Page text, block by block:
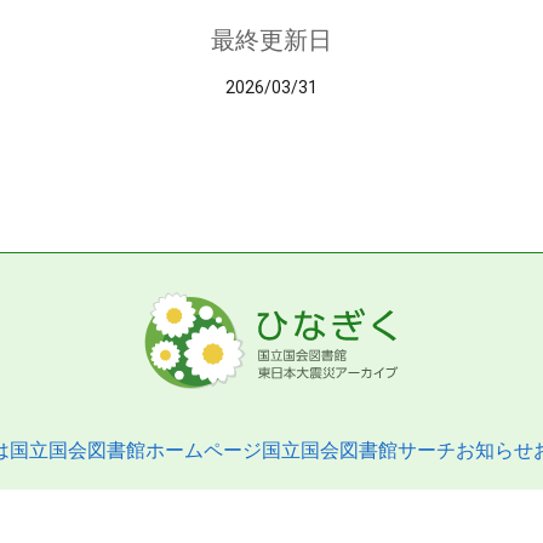
最終更新日
2026/03/31
国立国会図書館ホームページ国立国会図書館サーチお知らせ